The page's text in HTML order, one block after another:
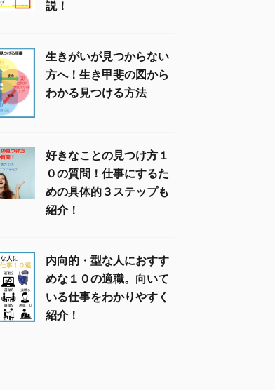
説！
生きがいが見つからない
方へ！生き甲斐の図から
わかる見つける方法
好きなことの見つけ方１
０の質問！仕事にするた
めの具体的３ステップも
紹介！
内向的・型な人におすす
めな１０の適職。向いて
いる仕事をわかりやすく
紹介！